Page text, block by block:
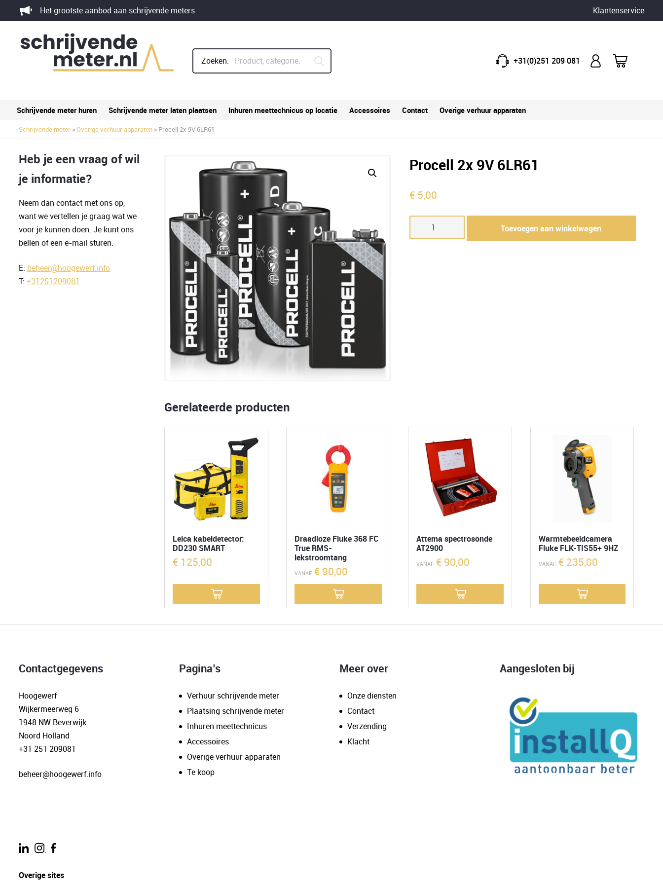
to
Het grootste aanbod aan schrijvende meters Klantenservice
Zoeken: +31(0)251 209 081
Schrijvende meter huren Schrijvende meter laten plaatsen Inhuren meettechnicus op locatie Accessoires Contact Overige verhuur apparaten
Schrijvende meter »Overige verhuur apparaten » Procell 2x 9V 6LR61
Heb je een vraag of wil
je informatie?
Neem dan contact met ons op,
want we vertellen je graag wat we
voor je kunnen doen. Je kunt ons
bellen of een e-mail sturen.
E: beheer@hoogewerf.info
T: +31251209081
Procell 2x 9V 6LR61
€ 5,00
Toevoegen aan winkelwagen
Gerelateerde producten
Leica kabeldetector:
DD230 SMART
€ 125,00
Draadloze Fluke 368 FC
True RMS-
lekstroomtang
VANAF:€ 90,00
Attema spectrosonde
AT2900
VANAF:€ 90,00
Warmtebeeldcamera
Fluke FLK-TIS55+ 9HZ
VANAF: € 235,00
Contactgegevens
Hoogewerf
Wijkermeerweg 6
1948 NW Beverwijk
Noord Holland
+31 251 209081
beheer@hoogewerf.info
.
Overige sites
Pagina’s
Verhuur schrijvende meter
Plaatsing schrijvende meter
Inhuren meettechnicus
Accessoires
Overige verhuur apparaten
Te koop
Meer over
Onze diensten
Contact
Verzending
Klacht
Aangesloten bij